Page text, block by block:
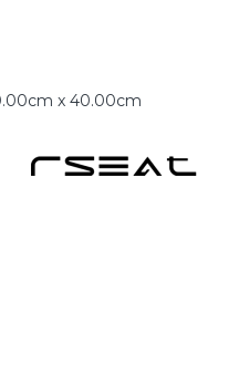
x 40.00cm